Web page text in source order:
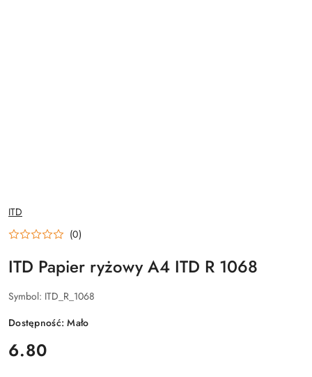
NAZWA
PRODUCENTA:
ITD
(0)
ITD Papier ryżowy A4 ITD R 1068
Symbol: ITD_R_1068
Dostępność:Mało
cena:
6.80